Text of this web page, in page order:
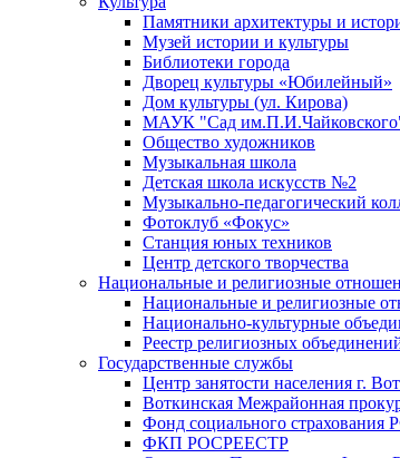
Памятники архитектуры и
Музей истории и культуры
Библиотеки города
Дворец культуры «Юбилейный»
Дом культуры (ул. Кирова)
МАУК "Сад
Общество художников
Музыкальная школа
Детская школа искусств №2
Музыкально-педагогический
Фотоклуб «Фокус»
Станция юных техников
Центр детского творчества
Национальные и религиозные
Национальные и религиозные
Национально-культурные
Реестр религиозных
Государственные службы
Центр занятости населения г.
Воткинская Межрайонная
Фонд социального страхования
ФКП РОСРЕЕСТР